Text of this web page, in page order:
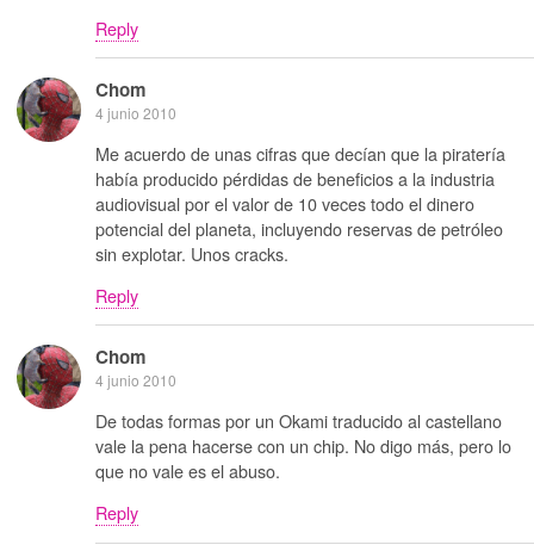
Reply
Chom
4 junio 2010
Me acuerdo de unas cifras que decían que la piratería
había producido pérdidas de beneficios a la industria
audiovisual por el valor de 10 veces todo el dinero
potencial del planeta, incluyendo reservas de petróleo
sin explotar. Unos cracks.
Reply
Chom
4 junio 2010
De todas formas por un Okami traducido al castellano
vale la pena hacerse con un chip. No digo más, pero lo
que no vale es el abuso.
Reply